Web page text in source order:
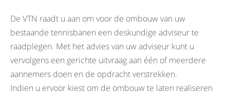
De VTN raadt u aan om voor de ombouw van uw
bestaande tennisbanen een deskundige adviseur te
raadplegen. Met het advies van uw adviseur kunt u
vervolgens een gerichte uitvraag aan één of meerdere
aannemers doen en de opdracht verstrekken.
Indien u ervoor kiest om de ombouw te laten realiseren